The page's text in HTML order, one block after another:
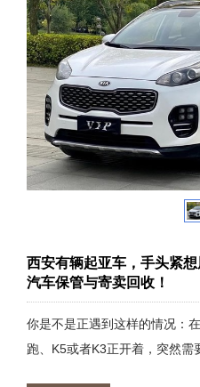
西安有辆起亚车，手头紧
汽车保管与寄卖回收！
你是不是正遇到这样的情况：
跑、K5或者K3正开着，突然需